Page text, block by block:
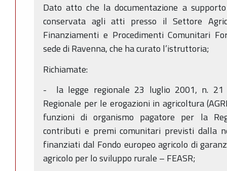
Dato atto che la documentazione a
conservata agli atti presso il Settore
Finanziamenti e Procedimenti Comunitari
sede di Ravenna, che ha curato l’istruttoria;
Richiamate:
- la legge regionale 23 luglio 2001, n. 21
Regionale per le erogazioni in agricoltura
funzioni di organismo pagatore per la
contributi e premi comunitari previsti dalla
finanziati dal Fondo europeo agricolo di
agricolo per lo sviluppo rurale – FEASR;